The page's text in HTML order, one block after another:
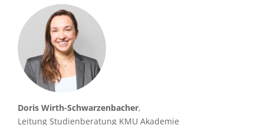
Doris Wirth-Schwarzenbacher,
Leitung Studienberatung KMU Akademie